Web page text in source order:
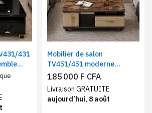
431
Mobilier de salon
TV451/451 moderne
marron | Ensemble table TV
+ table basse assortie
185 000 F CFA
Livraison GRATUITE
aujourd’hui, 8 août